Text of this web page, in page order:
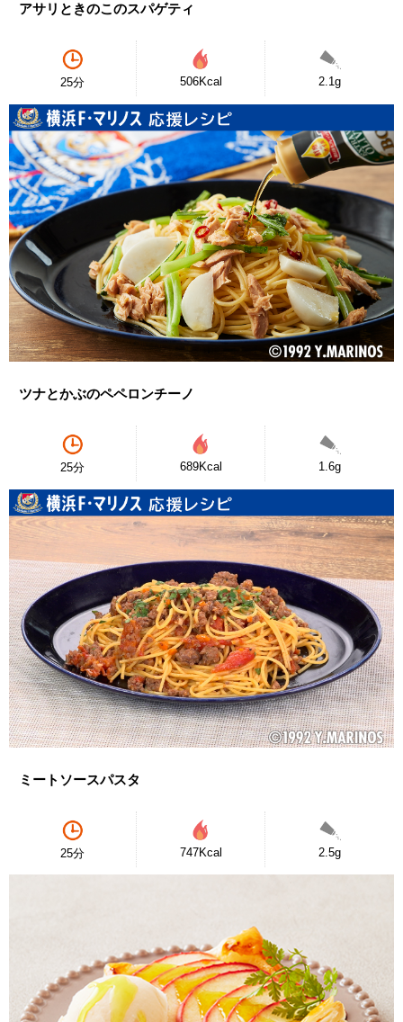
アサリときのこのスパゲティ
25分 506Kcal 2.1g
ツナとかぶのペペロンチーノ
25分 689Kcal 1.6g
ミートソースパスタ
25分 747Kcal 2.5g